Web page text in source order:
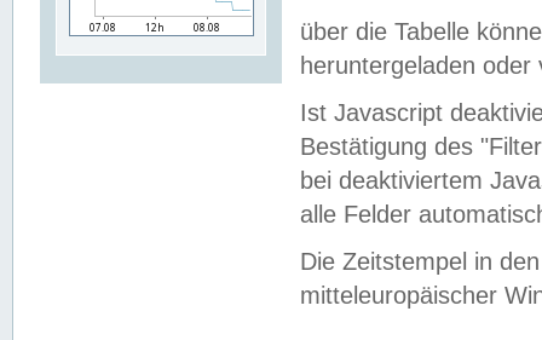
über die Tabelle
heruntergeladen oder
Ist Javascript
Bestätigung des
bei deaktiviertem
alle Felder
Die Zeitstempel in
mitteleuropäischer